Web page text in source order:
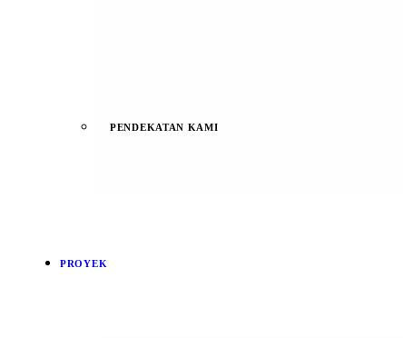
PENDEKATAN KAMI
PROYEK